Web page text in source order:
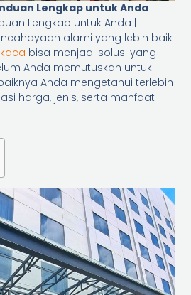
Lengkap untuk Anda
Lengkap untuk Anda |
alami yang lebih baik
bisa menjadi solusi yang
Anda memutuskan untuk
Anda mengetahui terlebih
harga, jenis, serta manfaat